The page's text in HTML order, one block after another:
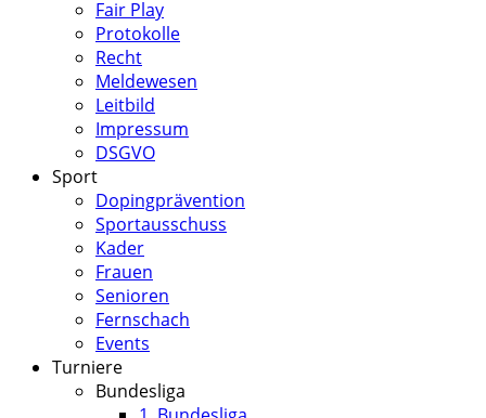
Fair Play
Protokolle
Recht
Meldewesen
Leitbild
Impressum
DSGVO
Sport
Dopingprävention
Sportausschuss
Kader
Frauen
Senioren
Fernschach
Events
Turniere
Bundesliga